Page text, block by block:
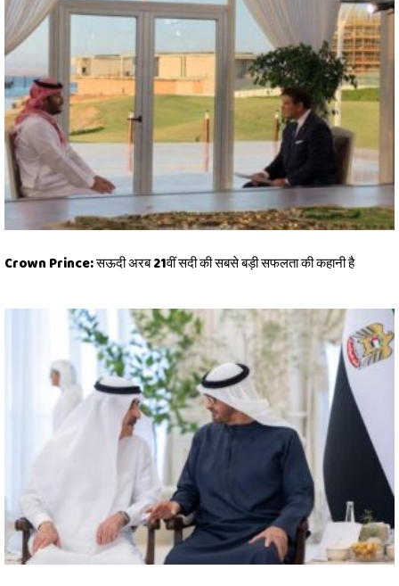
Crown Prince: सऊदी अरब 21वीं सदी की सबसे बड़ी सफलता की कहानी है